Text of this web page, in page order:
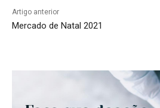
Artigo anterior
Mercado de Natal 2021